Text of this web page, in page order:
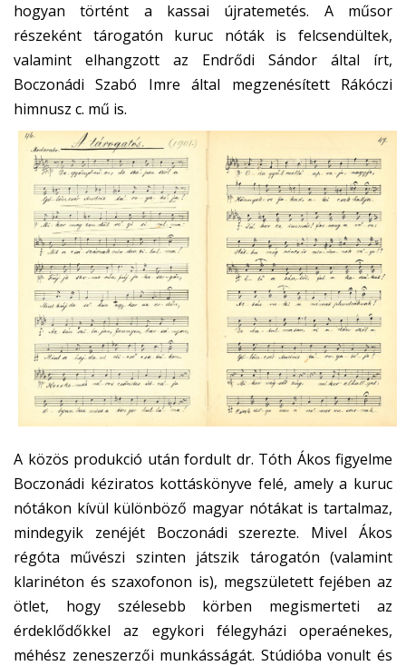
hogyan történt a kassai újratemetés. A műsor
részeként tárogatón kuruc nóták is felcsendültek,
valamint elhangzott az Endrődi Sándor által írt,
Boczonádi Szabó Imre által megzenésített Rákóczi
himnusz c. mű is.
A közös produkció után fordult dr. Tóth Ákos figyelme
Boczonádi kéziratos kottáskönyve felé, amely a kuruc
nótákon kívül különböző magyar nótákat is tartalmaz,
mindegyik zenéjét Boczonádi szerezte. Mivel Ákos
régóta művészi szinten játszik tárogatón (valamint
klarinéton és szaxofonon is), megszületett fejében az
ötlet, hogy szélesebb körben megismerteti az
érdeklődőkkel az egykori félegyházi operaénekes,
méhész zeneszerzői munkásságát. Stúdióba vonult és